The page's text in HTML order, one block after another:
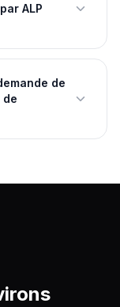
ALP
de
de